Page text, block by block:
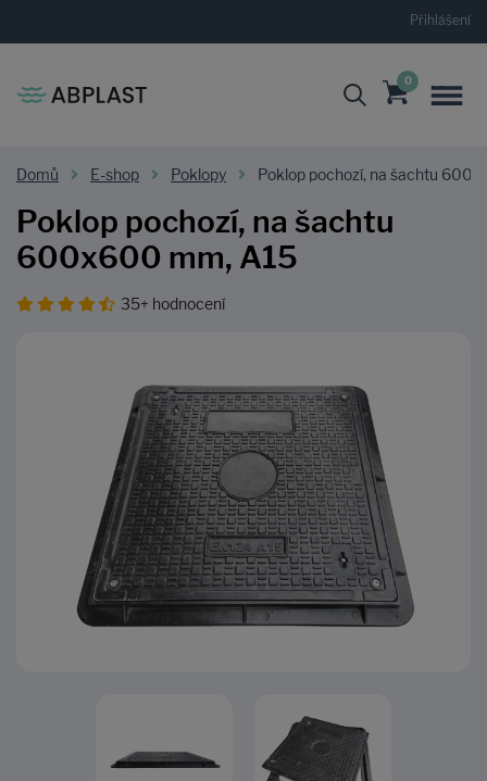
Přihlášení
0
Domů E-shop Poklopy Poklop pochozí, na šachtu
Poklop pochozí, na šachtu
600x600 mm, A15
35+ hodnocení